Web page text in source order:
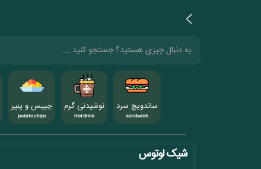
ساندویچ سرد
sandwich
نوشیدنی گرم
Hot drink
چیپس و پنیر
potato chips
شیک لوتوس